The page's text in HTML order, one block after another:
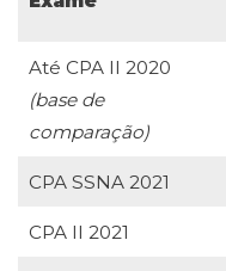
Até CPA II 2020
(base de
comparação)
CPA SSNA 2021
CPA II 2021